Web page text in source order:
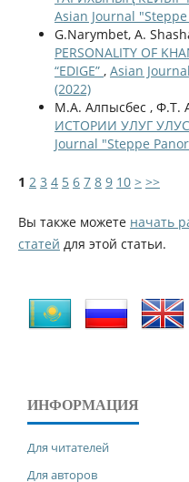
Asian Journal
G.Narymbet, A.
PERSONALITY OF
“EDIGE” , Asian
(2022)
М.А. Алпысбес , Ф.Т.
ИСТОРИИ УЛУГ
Journal "Steppe
1 2 3 4 5 6 7 8 9 10 > >>
Вы также можете начать
статей для этой статьи.
ИНФОРМАЦИЯ
Для читателей
Для авторов